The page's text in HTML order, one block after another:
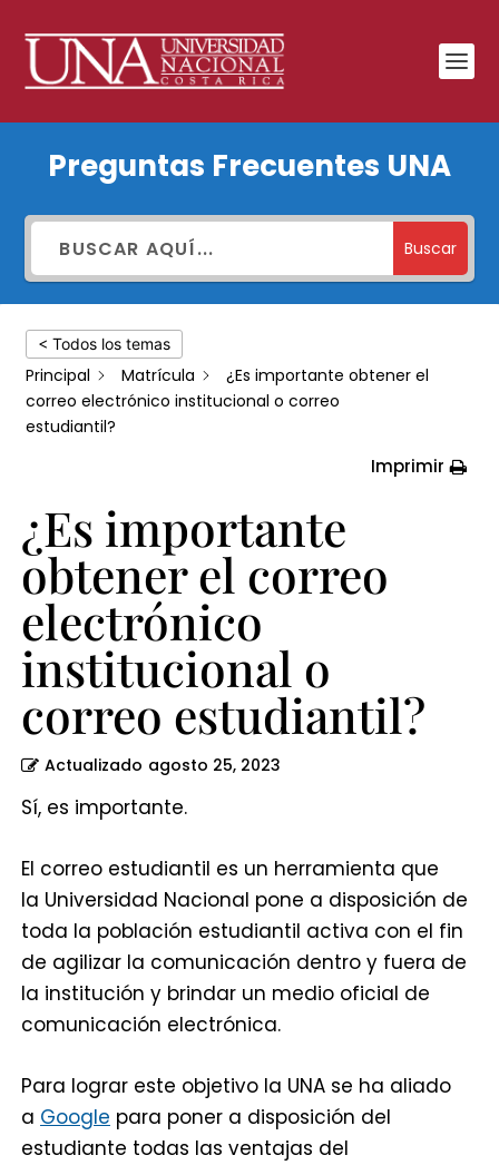
importante
obtener
correo
electrónico
institucional
correo
Preguntas Frecuentes UNA
Buscar
< Todos los temas
Principal Matrícula
¿Es importante obtener el
correo electrónico institucional o correo
estudiantil?
Imprimir
¿Es importante
obtener el correo
electrónico
institucional o
correo estudiantil?
Actualizado agosto 25, 2023
Sí, es importante.
El correo estudiantil es un herramienta que
la Universidad Nacional pone a disposición de
toda la población estudiantil activa con el fin
de agilizar la comunicación dentro y fuera de
la institución y brindar un medio oficial de
comunicación electrónica.
Para lograr este objetivo la UNA se ha aliado
a Google para poner a disposición del
estudiante todas las ventajas del